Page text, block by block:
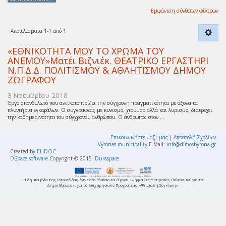
Εμφάνιση σύνθετων φίλτρων
Αποτελέσματα 1-1 από 1
«ΕΘΝΙΚΟΤΗΤΑ ΜΟΥ ΤΟ ΧΡΩΜΑ ΤΟΥ
ΑΝΕΜΟΥ»Ματέι Βιζνιέκ. ΘΕΑΤΡΙΚΟ ΕΡΓΑΣΤΗΡΙ
Ν.Π.Δ.Δ. ΠΟΛΙΤΙΣΜΟΥ & ΑΘΛΗΤΙΣΜΟΥ ΔΗΜΟΥ
ΖΩΓΡΑΦΟΥ
3 Νοεμβρίου 2018
Έργο σπονδυλωτό που αντικατοπτρίζει την σύγχρονη πραγματικότητα με άξονα τα
πλυντήρια εγκεφάλων. Ο συγγραφέας με κυνισμό, χιούμορ αλλά και λυρισμό, διατρέχει
την καθημερινότητα του σύγχρονου ανθρώπου. Ο άνθρωπος στον ...
Επικοινωνήστε μαζί μας | Αποστολή Σχολίων
Vyronas municipality E-Mail: info@dimosbyrona.gr
Created by ELiDOC
DSpace software Copyright © 2015 Duraspace
Η δημιουργία της Ιστοσελίδας έγινε στο πλαίσιο του Έργου «Ψηφιακές Υπηρεσίες Πολιτισμού για το
Δήμο Βύρωνα», για το Επιχειρησιακό Πρόγραμμα «Ψηφιακή Σύγκλιση».